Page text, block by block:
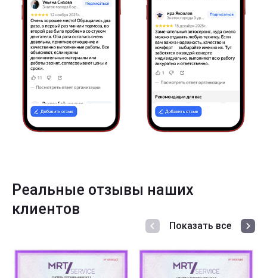
Реальные отзывы наших
клиентов
Показать все